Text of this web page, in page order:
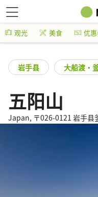
观光 美食 优
岩手县 大船渡・
五阳山
Japan, 〒026-0121 岩手县